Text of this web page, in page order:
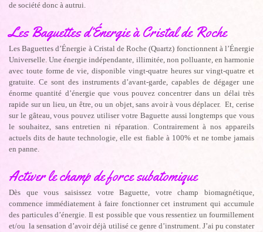
de société donc à autrui.
Les Baguettes d’Énergie à Cristal de Roche
Les Baguettes d’Énergie à Cristal de Roche (Quartz) fonctionnent à l’Énergie
Universelle. Une énergie indépendante, illimitée, non polluante, en harmonie
avec toute forme de vie, disponible vingt-quatre heures sur vingt-quatre et
gratuite. Ce sont des instruments d’avant-garde, capables de dégager une
énorme quantité d’énergie que vous pouvez concentrer dans un délai très
rapide sur un lieu, un être, ou un objet, sans avoir à vous déplacer. Et, cerise
sur le gâteau, vous pouvez utiliser votre Baguette aussi longtemps que vous
le souhaitez, sans entretien ni réparation. Contrairement à nos appareils
actuels dits de haute technologie, elle est fiable à 100% et ne tombe jamais
en panne.
Activer le champ de force subatomique
Dès que vous saisissez votre Baguette, votre champ biomagnétique,
commence immédiatement à faire fonctionner cet instrument qui accumule
des particules d’énergie. Il est possible que vous ressentiez un fourmillement
et/ou la sensation d’avoir déjà utilisé ce genre d’instrument. J’ai pu constater